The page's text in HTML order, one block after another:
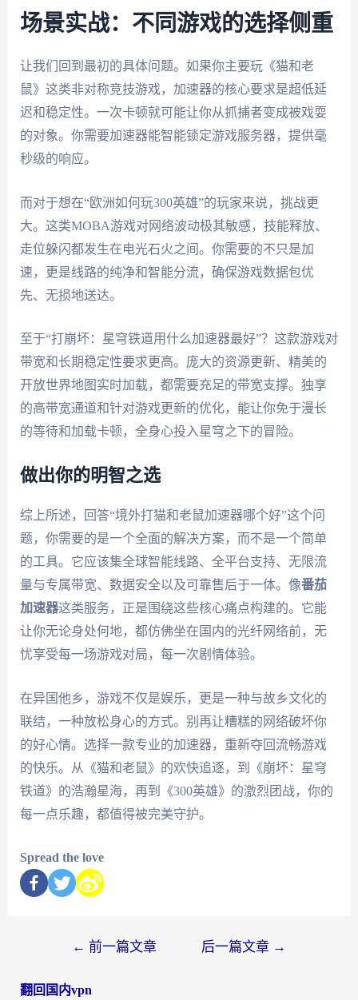
场景实战：不同游戏的选择侧重
让我们回到最初的具体问题。如果你主要玩《猫和老
鼠》这类非对称竞技游戏，加速器的核心要求是超低延
迟和稳定性。一次卡顿就可能让你从抓捕者变成被戏耍
的对象。你需要加速器能智能锁定游戏服务器，提供毫
秒级的响应。
而对于想在“欧洲如何玩300英雄”的玩家来说，挑战更
大。这类MOBA游戏对网络波动极其敏感，技能释放、
走位躲闪都发生在电光石火之间。你需要的不只是加
速，更是线路的纯净和智能分流，确保游戏数据包优
先、无损地送达。
至于“打崩坏：星穹铁道用什么加速器最好”？这款游戏对
带宽和长期稳定性要求更高。庞大的资源更新、精美的
开放世界地图实时加载，都需要充足的带宽支撑。独享
的高带宽通道和针对游戏更新的优化，能让你免于漫长
的等待和加载卡顿，全身心投入星穹之下的冒险。
做出你的明智之选
综上所述，回答“境外打猫和老鼠加速器哪个好”这个问
题，你需要的是一个全面的解决方案，而不是一个简单
的工具。它应该集全球智能线路、全平台支持、无限流
量与专属带宽、数据安全以及可靠售后于一体。像番茄
加速器这类服务，正是围绕这些核心痛点构建的。它能
让你无论身处何地，都仿佛坐在国内的光纤网络前，无
忧享受每一场游戏对局，每一次剧情体验。
在异国他乡，游戏不仅是娱乐，更是一种与故乡文化的
联结，一种放松身心的方式。别再让糟糕的网络破坏你
的好心情。选择一款专业的加速器，重新夺回流畅游戏
的快乐。从《猫和老鼠》的欢快追逐，到《崩坏：星穹
铁道》的浩瀚星海，再到《300英雄》的激烈团战，你的
每一点乐趣，都值得被完美守护。
Spread the love
← 前一篇文章 后一篇文章 →
翻回国内vpn